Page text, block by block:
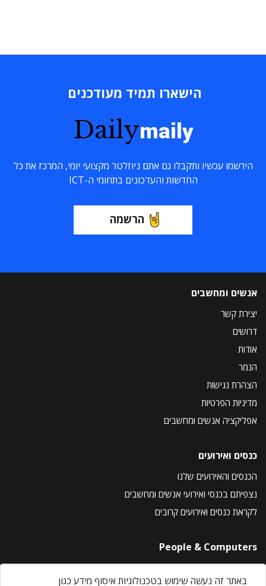
הישארו תמיד מעודכנים
Dailymaily
הירשמו עכשיו ותקבלו גם אתם ניוזלטר מקצועי יומי, המרכז את כל
החדשות והעדכונים בתחומי ה-ICT
הרשמה
אנשים ומחשבים
יצירת קשר
דרושים
אודות
הנמר
הצהרת נגישות
מדיניות הפרטיות
אפליקציה אנשים ומחשבים
כנסים ואירועים
הכנסים והאירועים שלנו
נצפיתם בכנסי ואירועי אנשים ומחשבים
לקראת כנסים ואירועים קרובים
People & Computers
About Us
באתר זה נעשה שימוש בטכנולוגיות איסוף מידע כגון